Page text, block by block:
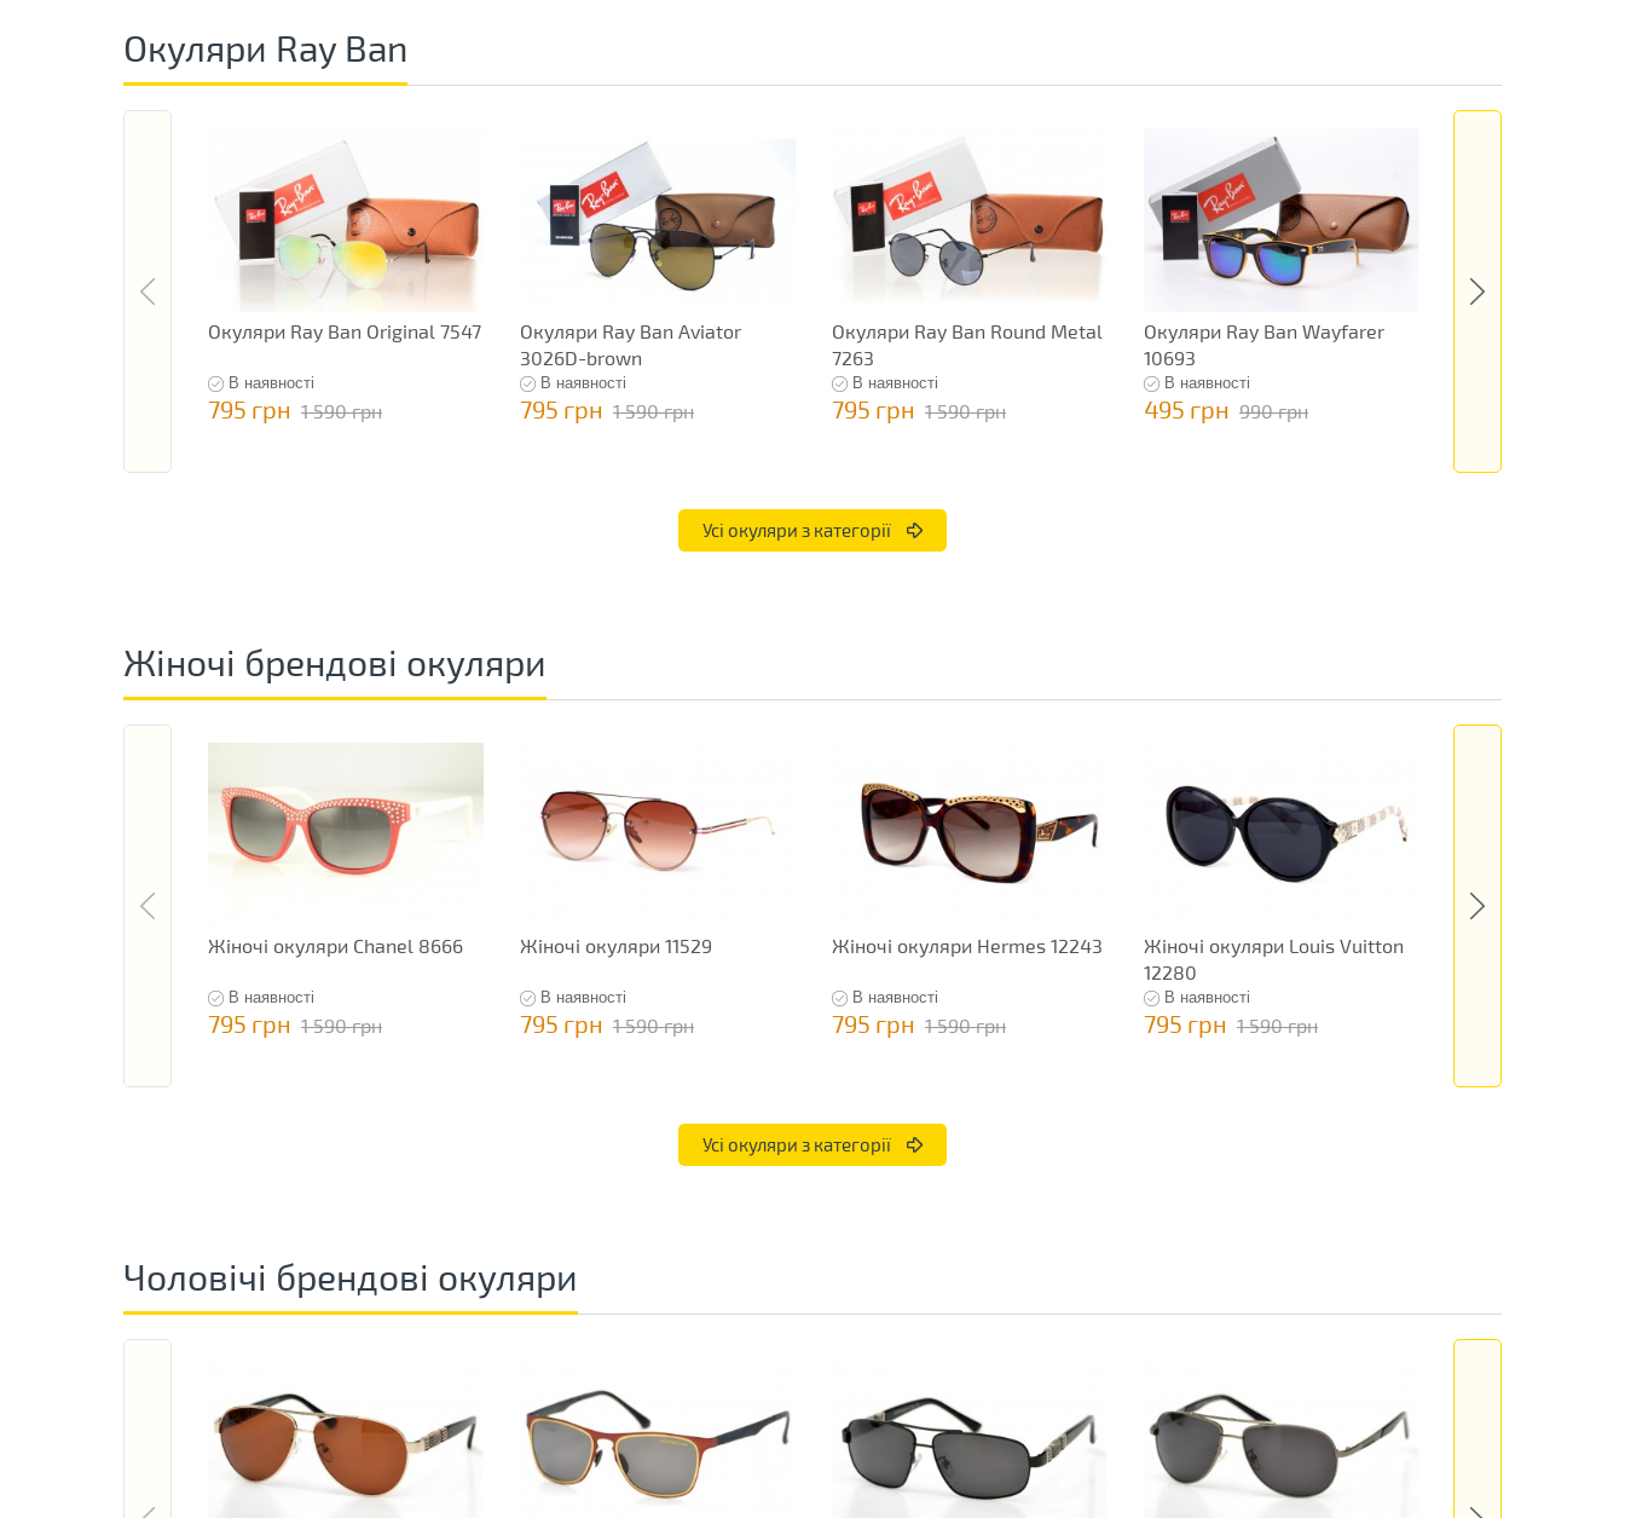
Окуляри Ray Ban
Окуляри Ray Ban Original 7547
В наявності
795 грн 1 590 грн
Окуляри Ray Ban Aviator
3026D-brown
В наявності
795 грн 1 590 грн
Окуляри Ray Ban Round Metal
7263
В наявності
795 грн 1 590 грн
Окуляри Ray Ban Wayfarer
10693
В наявності
495 грн 990 грн
Усі окуляри з категорії
Жіночі брендові окуляри
Жіночі окуляри Chanel 8666
В наявності
795 грн 1 590 грн
Жіночі окуляри 11529
В наявності
795 грн 1 590 грн
Жіночі окуляри Hermes 12243
В наявності
795 грн 1 590 грн
Жіночі окуляри Louis Vuitton
12280
В наявності
795 грн 1 590 грн
Усі окуляри з категорії
Чоловічі брендові окуляри